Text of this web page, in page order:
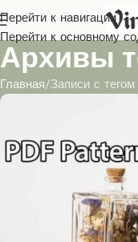
Перейти к навигации
Перейти к основному
Архивы
Главная Записи с тегом